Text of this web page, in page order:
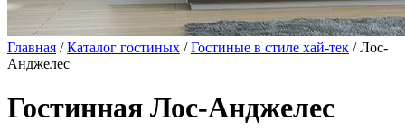
Главная /Каталог гостиных /Гостиные в стиле хай-тек / Лос-
Анджелес
Гостинная Лос-Анджелес